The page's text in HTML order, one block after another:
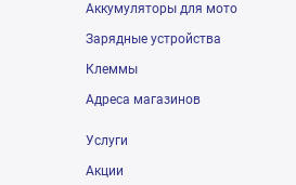
Аккумуляторы для мото
Зарядные устройства
Клеммы
Адреса магазинов
Услуги
Акции